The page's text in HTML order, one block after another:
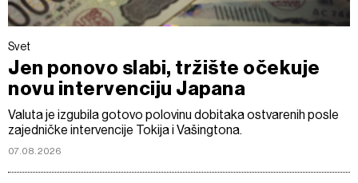
Svet
Jen ponovo slabi, tržište očekuje
novu intervenciju Japana
Valuta je izgubila gotovo polovinu dobitaka ostvarenih posle
zajedničke intervencije Tokija i Vašingtona.
07.08.2026